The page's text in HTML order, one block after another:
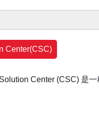
Center(CSC)
Center (CSC) 是一